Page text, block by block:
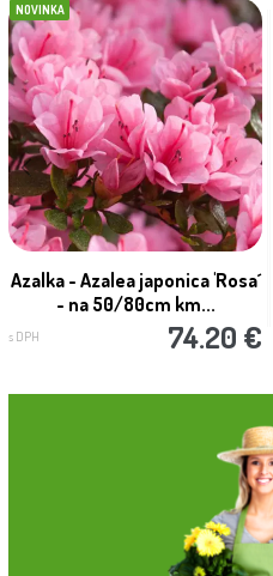
NOVINKA
Azalka - Azalea japonica 'Rosa´
- na 50/80cm km...
s DPH 74.20 €